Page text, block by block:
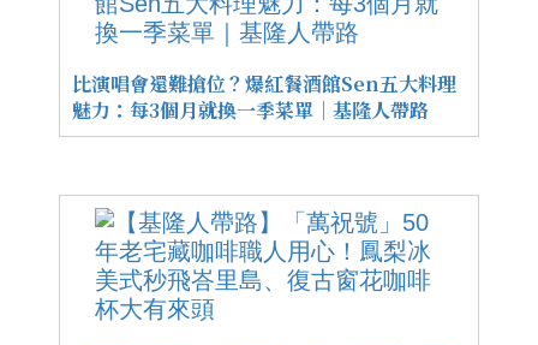
比演唱會還難搶位？爆紅餐酒館Sen五大料理
魅力：每3個月就換一季菜單｜基隆人帶路